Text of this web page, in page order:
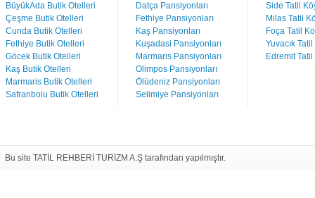
BüyükAda Butik Otelleri
Çeşme Butik Otelleri
Cunda Butik Otelleri
Fethiye Butik Otelleri
Göcek Butik Otelleri
Kaş Butik Otelleri
Marmaris Butik Otelleri
Safranbolu Butik Otelleri
Datça Pansiyonları
Fethiye Pansiyonları
Kaş Pansiyonları
Kuşadasi Pansiyonları
Marmaris Pansiyonları
Olimpos Pansiyonları
Ölüdeniz Pansiyonları
Selimiye Pansiyonları
Side Tatil
Milas Tatil
Foça Tatil
Yuvacık
Edremit
Bu site TATİL REHBERİ TURİZM A.Ş tarafından yapılmıştır.